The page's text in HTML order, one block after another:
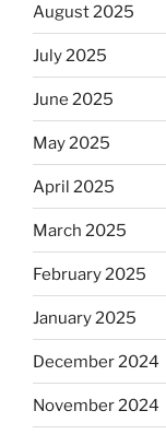
August 2025
July 2025
June 2025
May 2025
April 2025
March 2025
February 2025
January 2025
December 2024
November 2024